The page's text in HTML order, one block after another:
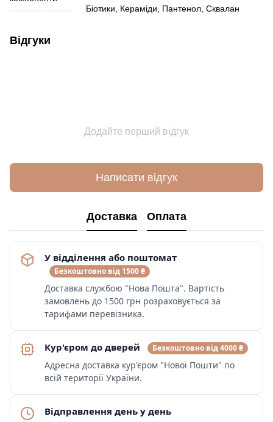
Біотики, Кераміди, Пантенол, Сквалан
Відгуки
Додайте перший відгук
Написати відгук
Доставка Оплата
У відділення або поштомат
Безкоштовно від 1500 ₴
Доставка службою "Нова Пошта". Вартість
замовлень до 1500 грн розраховується за
тарифами перевізника.
Кур'єром до дверей Безкоштовно від 4000 ₴
Адресна доставка кур'єром "Нової Пошти" по
всій території України.
Відправлення день у день